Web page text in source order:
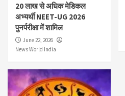
20 लाख से अधिक मेडिकल
अभ्यर्थी NEET-UG 2026
पुनर्परीक्षा में शामिल
June 22, 2026
News World India